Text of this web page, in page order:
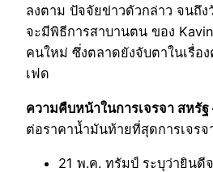
ลงตาม ปัจจัยข่าวดัวกล่าว จนถึ
จะมีพิธีการสาบานตน ของ
คนใหม่ ซึ่งตลาดยังจับตาในเรื่อ
เฟด
ความคืบหน้าในการเจรจา สหรัฐ
ต่อราคาน้ำมันท้ายที่สุดการเจรจ
21 พ.ค. ทรัมป์ ระบุว่ายินดี